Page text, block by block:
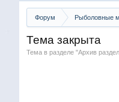
Форум
Тема закрыта
Тема в разделе "Архив